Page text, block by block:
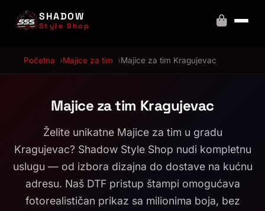
SHADOW
Style Shop
Početna Majice za tim Majice za tim Kragujevac
Majice za tim Kragujevac
Želite unikatne Majice za tim u gradu
Kragujevac? Shadow Style Shop nudi kompletnu
uslugu — od izbora dizajna do dostave na kućnu
adresu. Naš DTF pristup štampi omogućava
fotorealističan prikaz sa milionima boja, bez